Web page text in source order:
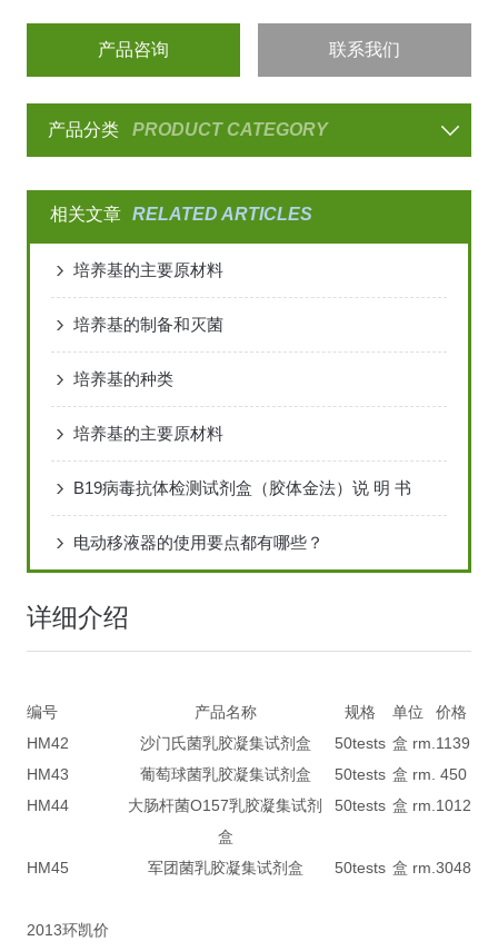
产品咨询 联系我们
产品分类 PRODUCT CATEGORY
相关文章 RELATED ARTICLES
培养基的主要原材料
培养基的制备和灭菌
培养基的种类
培养基的主要原材料
B19病毒抗体检测试剂盒（胶体金法）说 明 书
电动移液器的使用要点都有哪些？
详细介绍
编号 产品名称 规格 单位
价格
HM42
沙门氏菌乳胶凝集试剂盒 50tests 盒 rm.1139
HM43
葡萄球菌乳胶凝集试剂盒 50tests 盒 rm. 450
HM44
大肠杆菌O157乳胶凝集试剂
盒
50tests 盒 rm.1012
HM45 军团菌乳胶凝集试剂盒 50tests 盒 rm.3048
2013环凯价